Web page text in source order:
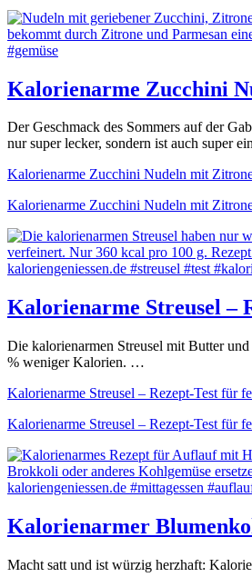
Kalorienarme Zucchini
Der Geschmack des Sommers auf der
nur super lecker, sondern ist auch super
Kalorienarme Zucchini Nudeln mit
Kalorienarme Zucchini Nudeln mit
Kalorienarme Streusel –
Die kalorienarmen Streusel mit Butter
% weniger Kalorien. …
Kalorienarme Streusel – Rezept-Test für
Kalorienarme Streusel – Rezept-Test für
Kalorienarmer
Macht satt und ist würzig herzhaft: